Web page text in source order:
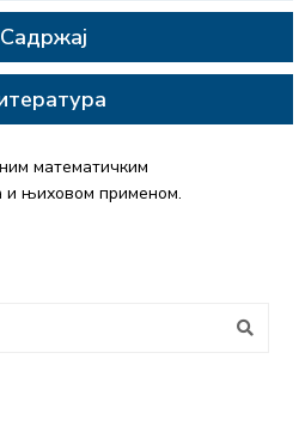
Садржај
математичким
и њиховом применом.